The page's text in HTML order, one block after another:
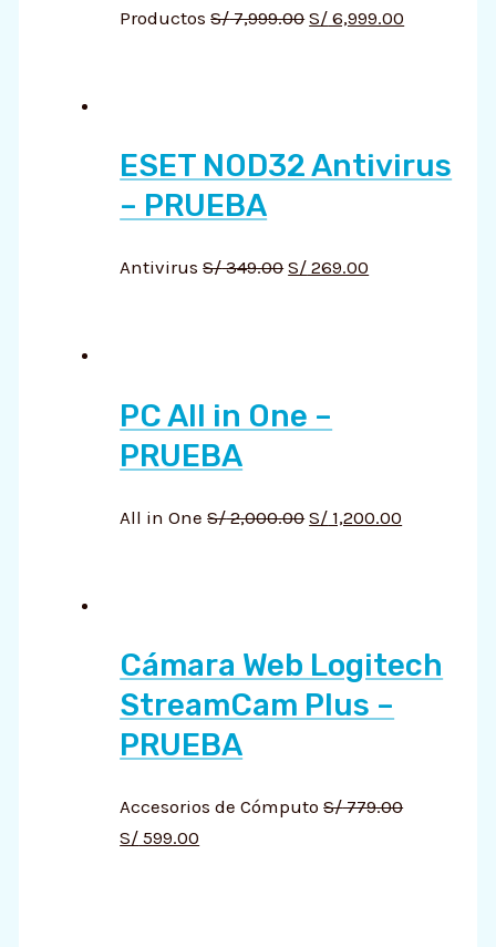
ProductosS/7,999.00 S/ 6,999.00
ESET NOD32 Antivirus
– PRUEBA
AntivirusS/349.00 S/ 269.00
PC All in One –
PRUEBA
All in OneS/2,000.00 S/ 1,200.00
Cámara Web Logitech
StreamCam Plus –
PRUEBA
Accesorios de CómputoS/779.00
S/ 599.00